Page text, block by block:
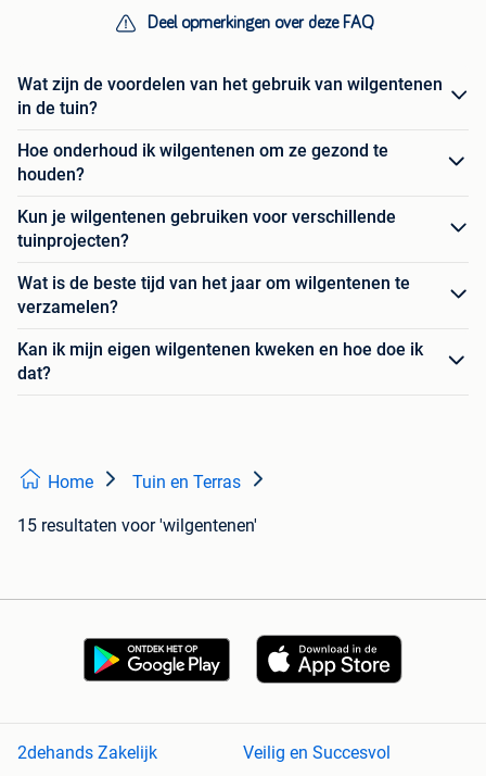
Deel opmerkingen over deze FAQ
Wat zijn de voordelen van het gebruik van wilgentenen
in de tuin?
Hoe onderhoud ik wilgentenen om ze gezond te
houden?
Kun je wilgentenen gebruiken voor verschillende
tuinprojecten?
Wat is de beste tijd van het jaar om wilgentenen te
verzamelen?
Kan ik mijn eigen wilgentenen kweken en hoe doe ik
dat?
Home Tuin en Terras
15 resultaten voor 'wilgentenen'
2dehands Zakelijk Veilig en Succesvol